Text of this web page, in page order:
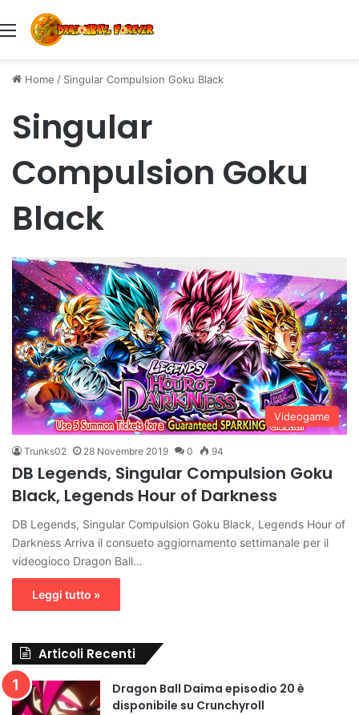
Menu
Home / Singular Compulsion Goku Black
Singular
Compulsion Goku
Black
Videogame
Trunks02 28 Novembre 2019 0 94
DB Legends, Singular Compulsion Goku
Black, Legends Hour of Darkness
DB Legends, Singular Compulsion Goku Black, Legends Hour of
Darkness Arriva il consueto aggiornamento settimanale per il
videogioco Dragon Ball…
Leggi tutto »
Articoli Recenti
Dragon Ball Daima episodio 20 è
disponibile su Crunchyroll